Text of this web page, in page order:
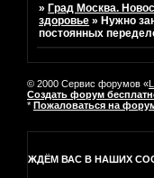
»Град Москва.
здоровье »Нужно
постоянных
© 2000 Сервис форумов «
Создать форум
* Пожаловаться на
ЖДЁМ ВАС В НАШИХ